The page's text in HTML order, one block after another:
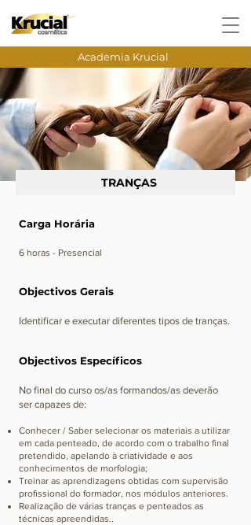
Academia Krucial
TRANÇAS
Carga Horária
​6 horas - Presencial
Objectivos Gerais
Identificar e executar diferentes tipos de tranças.
Objectivos Específicos
No final do curso os/as formandos/as deverão
ser capazes de:
Conhecer / Saber selecionar os materiais a utilizar
em cada penteado, de acordo com o trabalho final
pretendido, apelando à criatividade e aos
conhecimentos de morfologia;
Treinar as aprendizagens obtidas com supervisão
profissional do formador, nos módulos anteriores.
Realização de várias tranças e penteados as
técnicas apreendidas..